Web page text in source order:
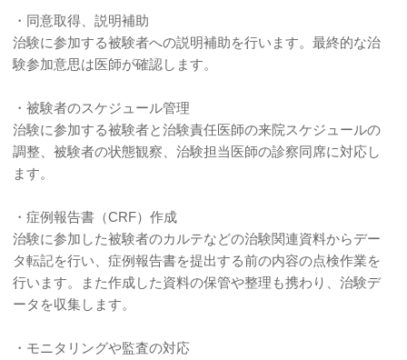
・同意取得、説明補助
治験に参加する被験者への説明補助を行います。最終的な治
験参加意思は医師が確認します。
・被験者のスケジュール管理
治験に参加する被験者と治験責任医師の来院スケジュールの
調整、被験者の状態観察、治験担当医師の診察同席に対応し
ます。
・症例報告書（CRF）作成
治験に参加した被験者のカルテなどの治験関連資料からデー
タ転記を行い、症例報告書を提出する前の内容の点検作業を
行います。また作成した資料の保管や整理も携わり、治験デ
ータを収集します。
・モニタリングや監査の対応